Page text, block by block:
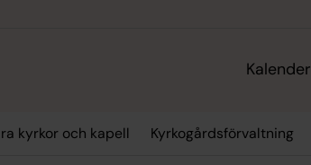
Kalender
kyrkor och kapell Kyrkogårdsförvaltning